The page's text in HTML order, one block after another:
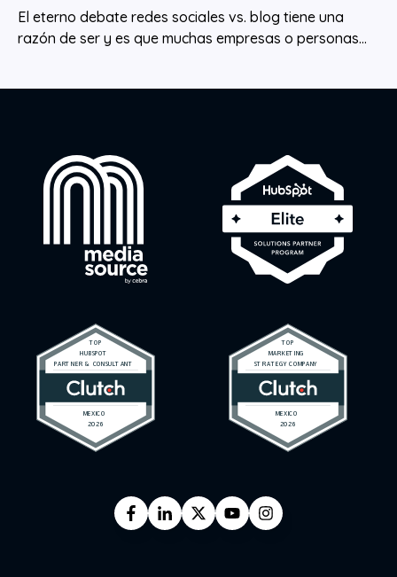
El eterno debate redes sociales vs. blog tiene una
razón de ser y es que muchas empresas o personas...